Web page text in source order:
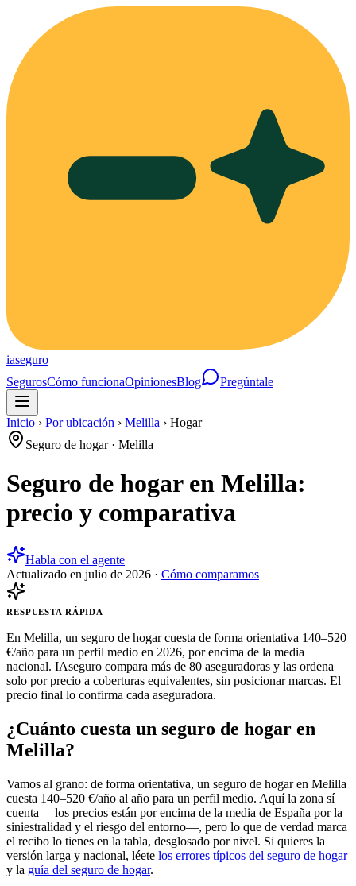
iaseguro
SegurosCómo funcionaOpinionesBlog Pregúntale
Inicio › Por ubicación › Melilla › Hogar
Seguro de hogar· Melilla
Seguro de hogar en Melilla:
precio y comparativa
Habla con el agente
Actualizado en julio de 2026 · Cómo comparamos
RESPUESTA RÁPIDA
En Melilla, un seguro de hogar cuesta de forma orientativa 140–520
€/año para un perfil medio en 2026, por encima de la media
nacional. IAseguro compara más de 80 aseguradoras y las ordena
solo por precio a coberturas equivalentes, sin posicionar marcas. El
precio final lo confirma cada aseguradora.
¿Cuánto cuesta un seguro de hogar en
Melilla?
Vamos al grano: de forma orientativa, un seguro de hogar en Melilla
cuesta 140–520 €/año al año para un perfil medio. Aquí la zona sí
cuenta —los precios están por encima de la media de España por la
siniestralidad y el riesgo del entorno—, pero lo que de verdad marca
el recibo lo tienes en la tabla, desglosado por nivel. Si quieres la
versión larga y nacional, léete los errores típicos del seguro de hogar
y la guía del seguro de hogar.